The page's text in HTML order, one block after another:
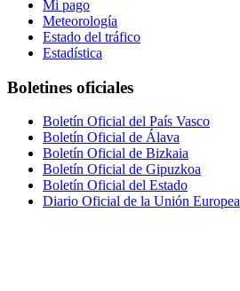
Mi pago
Meteorología
Estado del tráfico
Estadística
Boletines oficiales
Boletín Oficial del País Vasco
Boletín Oficial de Álava
Boletín Oficial de Bizkaia
Boletín Oficial de Gipuzkoa
Boletín Oficial del Estado
Diario Oficial de la Unión Europea